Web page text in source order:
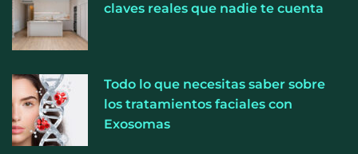
Perfumería Laura incorpora Nasomatto a su
selección de perfumería nicho
claves reales que nadie te cuenta
Todo lo que necesitas saber sobre
los tratamientos faciales con
Exosomas